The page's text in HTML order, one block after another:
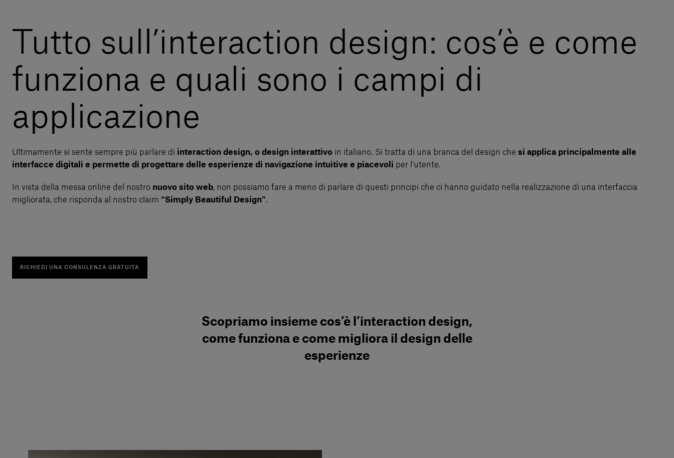
Scopriamo insieme cos’è l’interaction design,
come funziona e come migliora il design delle
esperienze
Tutto sull’interaction design: cos’è e come
funziona e quali sono i campi di
applicazione
Ultimamente si sente sempre più parlare di interaction design, o design interattivo in italiano. Si tratta di una branca del design che si applica principalmente alle
interfacce digitali e permette di progettare delle esperienze di navigazione intuitive e piacevoli per l’utente.
In vista della messa online del nostro nuovo sito web, non possiamo fare a meno di parlare di questi principi che ci hanno guidato nella realizzazione di una interfaccia
migliorata, che risponda al nostro claim “Simply Beautiful Design”.
RICHIEDI UNA CONSULENZA GRATUITA